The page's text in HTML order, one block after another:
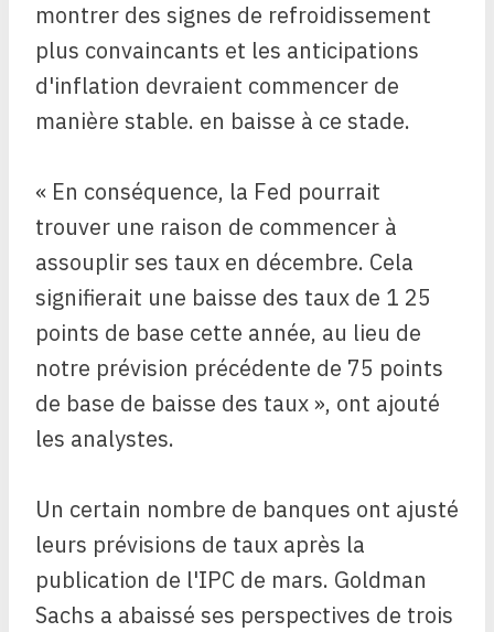
montrer des signes de refroidissement
plus convaincants et les anticipations
d'inflation devraient commencer de
manière stable. en baisse à ce stade.
« En conséquence, la Fed pourrait
trouver une raison de commencer à
assouplir ses taux en décembre. Cela
signifierait une baisse des taux de 1 25
points de base cette année, au lieu de
notre prévision précédente de 75 points
de base de baisse des taux », ont ajouté
les analystes.
Un certain nombre de banques ont ajusté
leurs prévisions de taux après la
publication de l'IPC de mars. Goldman
Sachs a abaissé ses perspectives de trois